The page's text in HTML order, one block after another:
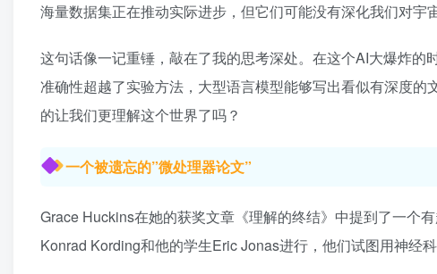
海量数据集正在推动实际进步，但它们可能没有深化我们对宇
这句话像一记重锤，敲在了我的思考深处。在这个AI大爆炸
准确性超越了实验方法，大型语言模型能够写出看似有深度
的让我们更理解这个世界了吗？
一个被遗忘的”微处理器论文”
Grace Huckins在她的获奖文章《理解的终结》中提到了一个
Konrad Kording和他的学生Eric Jonas进行，他们试图用神经